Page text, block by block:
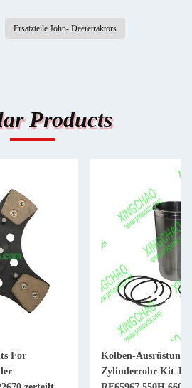
Ersatzteile John- Deeretraktors
Products
For
Kolben-Ausrüstung
Zylinderrohr-Kit JDs